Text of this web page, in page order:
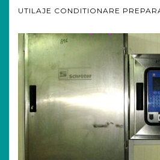
UTILAJE CONDITIONARE